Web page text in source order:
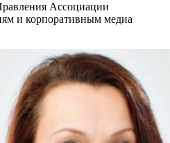
Ассоциации
и корпоративным медиа